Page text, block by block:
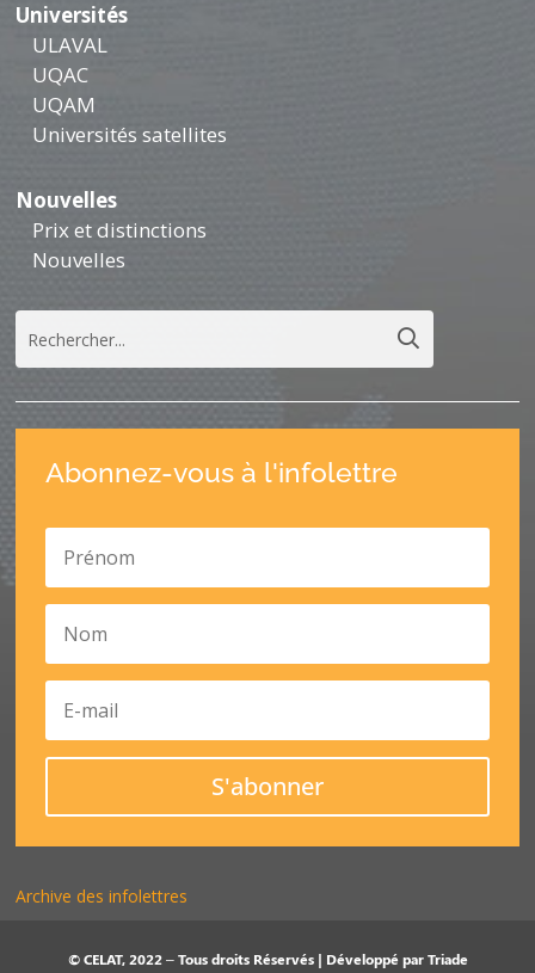
Universités
ULAVAL
UQAC
UQAM
Universités satellites
Nouvelles
Prix et distinctions
Nouvelles
Abonnez-vous à l'infolettre
S'abonner
Archive des infolettres
© CELAT, 2022 – Tous droits Réservés | Développé parTriade